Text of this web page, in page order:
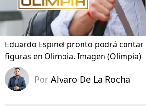
Eduardo Espinel pronto podrá contar
figuras en Olimpia. Imagen (Olimpia)
Por Alvaro De La Rocha